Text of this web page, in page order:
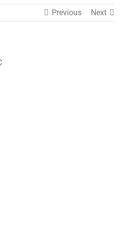
Previous Next